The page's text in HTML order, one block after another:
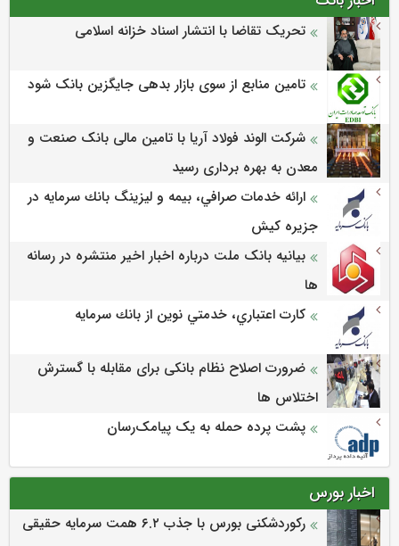
تحریک تقاضا با انتشار اسناد خزانه اسلامی
تامین منابع از سوی بازار بدهی جایگزین بانک شود
شرکت الوند فولاد آریا با تامین مالی بانک صنعت و
معدن به بهره برداری رسید
ارائه خدمات صرافي، بيمه و ليزينگ بانك سرمايه در
جزيره كيش
بیانیه بانک ملت درباره اخبار اخیر منتشره در رسانه
ها
كارت اعتباري، خدمتي نوين از بانك سرمايه
ضرورت اصلاح نظام بانکی برای مقابله با گسترش
اختلاس ها
پشت پرده حمله به یک پیامک‌رسان
اخبار بورس
رکوردشکنی بورس با جذب ۶.۲ همت سرمایه حقیقی